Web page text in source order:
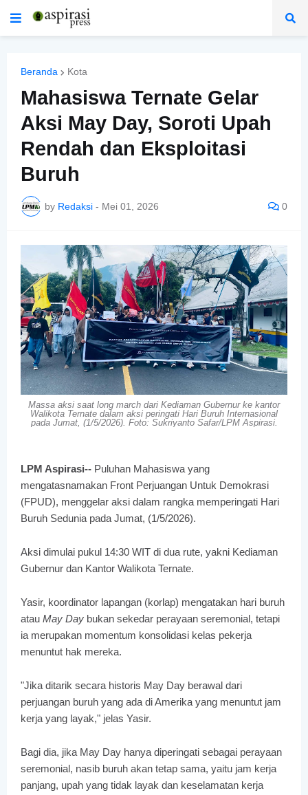
Beranda Kota
Mahasiswa Ternate Gelar
Aksi May Day, Soroti Upah
Rendah dan Eksploitasi
Buruh
by Redaksi - Mei 01, 2026 0
Massa aksi saat long march dari Kediaman Gubernur ke kantor
Walikota Ternate dalam aksi peringati Hari Buruh Internasional
pada Jumat, (1/5/2026). Foto: Sukriyanto Safar/LPM Aspirasi.
LPM Aspirasi-- Puluhan Mahasiswa yang
mengatasnamakan Front Perjuangan Untuk Demokrasi
(FPUD), menggelar aksi dalam rangka memperingati Hari
Buruh Sedunia pada Jumat, (1/5/2026).
Aksi dimulai pukul 14:30 WIT di dua rute, yakni Kediaman
Gubernur dan Kantor Walikota Ternate.
Yasir, koordinator lapangan (korlap) mengatakan hari buruh
atau May Day bukan sekedar perayaan seremonial, tetapi
ia merupakan momentum konsolidasi kelas pekerja
menuntut hak mereka.
"Jika ditarik secara historis May Day berawal dari
perjuangan buruh yang ada di Amerika yang menuntut jam
kerja yang layak," jelas Yasir.
Bagi dia, jika May Day hanya diperingati sebagai perayaan
seremonial, nasib buruh akan tetap sama, yaitu jam kerja
panjang, upah yang tidak layak dan keselamatan kerja